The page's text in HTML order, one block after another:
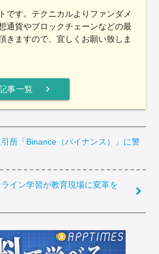
です。テクニカルよりファンダメ
通貨やブロックチェーンなどの最
きますので、宜しくお願い致しま
事一覧 chevron_right
所「Binance（バイナンス）」に警
イン学習が教育現場に変革を